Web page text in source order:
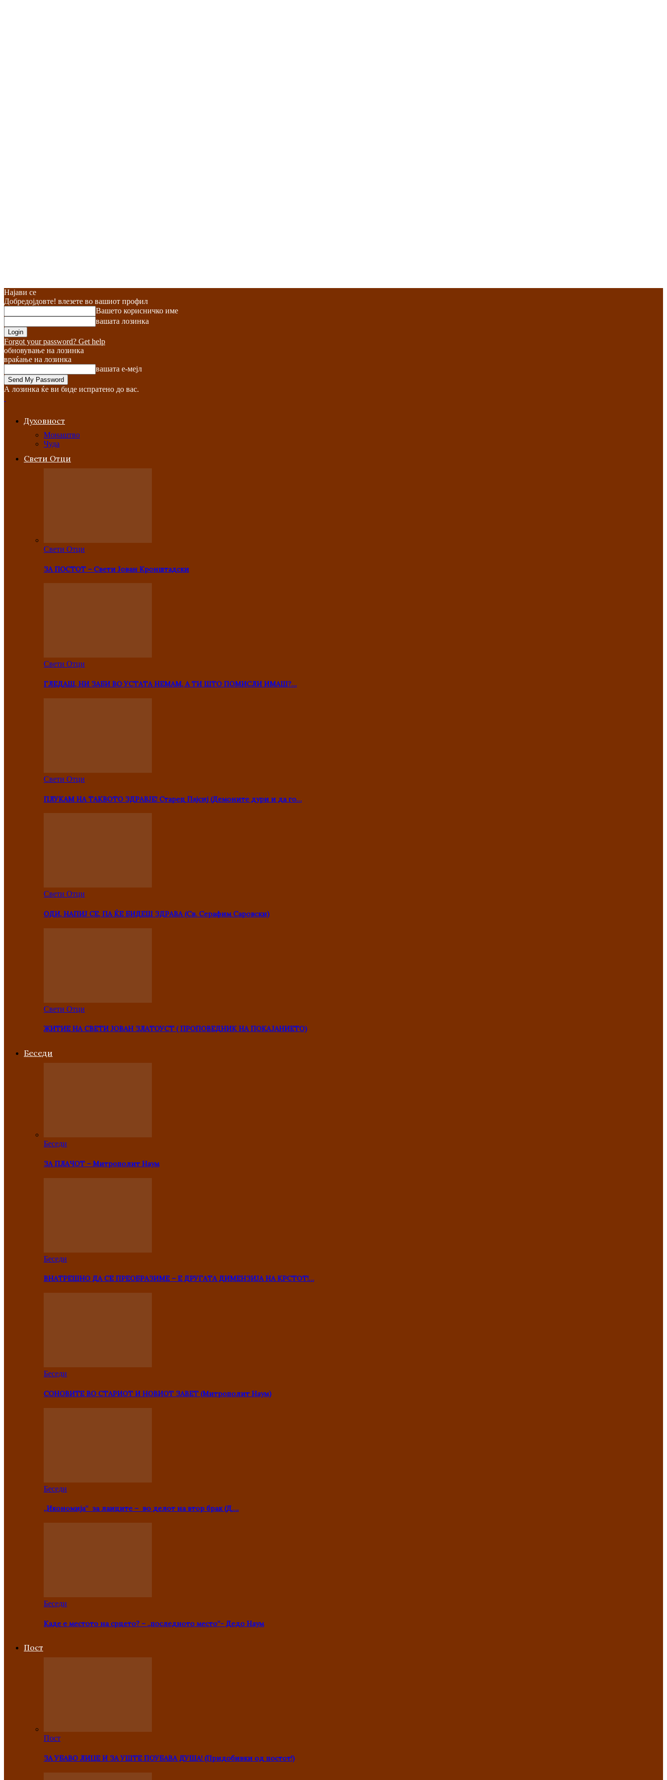
Најави се
Добредојдовте! влезете во вашиот профил
Вашето корисничко име
вашата лозинка
Forgot your password? Get help
обновување на лозинка
враќање на лозинка
вашата е-мејл
А лозинка ќе ви биде испратено до вас.
Духовност
Монаштво
Чуда
Свети Отци
Свети Отци
ЗА ПОСТОТ – Свети Јован Кронштадски
Свети Отци
ГЛЕДАШ, НИ ЗАБИ ВО УСТАТА НЕМАМ, А ТИ ШТО ПОМИСЛИ ИМАШ?…
Свети Отци
ПЛУКАМ НА ТАКВОТО ЗДРАВЈЕ! Старец Пајсиј (Демоните дури и да го…
Свети Отци
ОДИ, НАПИЈ СЕ, ПА ЌЕ БИДЕШ ЗДРАВА (Св. Серафим Саровски)
Свети Отци
ЖИТИЕ НА СВЕТИ ЈОВАН ЗЛАТОУСТ ( ПРОПОВЕДНИК НА ПОКАЈАНИЕТО)
Беседи
Беседи
ЗА ПЛАЧОТ – Митрополит Наум
Беседи
ВНАТРЕШНО ДА СЕ ПРЕОБРАЗИМЕ – Е ДРУГАТА ДИМЕНЗИЈА НА КРСТОТ!…
Беседи
СОНОВИТЕ ВО СТАРИОТ И НОВИОТ ЗАВЕТ (Митрополит Наум)
Беседи
„Икономија“ за лаиците – во делот на втор брак (Д….
Беседи
Каде е местото на срцето? – „последното место“- Дедо Наум
Пост
Пост
ЗА УБАВО ЛИЦЕ И ЗА УШТЕ ПОУБАВА ДУША! (Придобивки од постот!)